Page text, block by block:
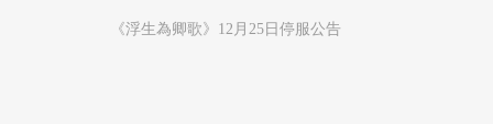
《浮生為卿歌》12月25日停服公告